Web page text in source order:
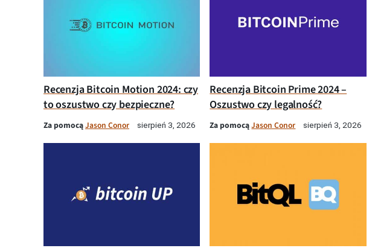
Recenzja Bitcoin Motion 2024: czy
to oszustwo czy bezpieczne?
Za pomocąJason Conor sierpień 3, 2026
Recenzja Bitcoin Prime 2024 –
Oszustwo czy legalność?
Za pomocąJason Conor sierpień 3, 2026